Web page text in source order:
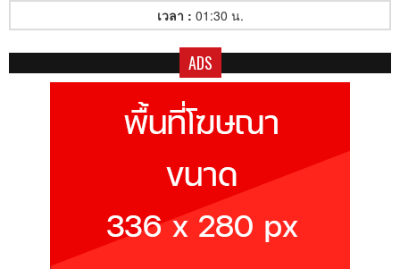
เวลา : 01:30 น.
ADS